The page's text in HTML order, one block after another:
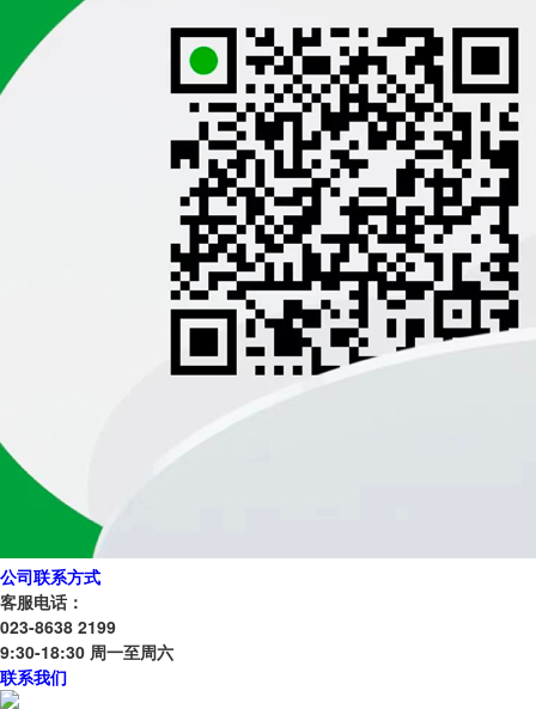
公司联系方式
客服电话：
023-8638 2199
9:30-18:30 周一至周六
联系我们